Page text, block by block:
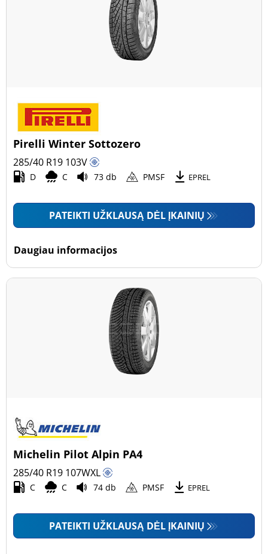
Pirelli Winter Sottozero
285/40 R19 103V
D C 73 db PMSF EPREL
PATEIKTI UŽKLAUSĄ DĖL ĮKAINIŲ
Daugiau informacijos
Michelin Pilot Alpin PA4
285/40 R19 107WXL
C C 74 db PMSF EPREL
PATEIKTI UŽKLAUSĄ DĖL ĮKAINIŲ